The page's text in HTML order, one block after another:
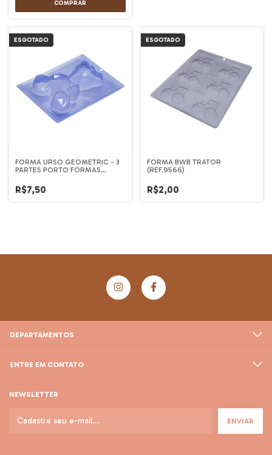
ESGOTADO
FORMA URSO GEOMETRIC - 3
PARTES PORTO FORMAS
R$7,50
ESGOTADO
FORMA BWB TRATOR
(REF.9566)
R$2,00
DEPARTAMENTOS
ENTRE EM CONTATO
NEWSLETTER